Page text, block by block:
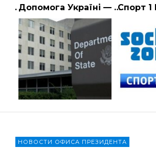
Разнообразие мужского нижнего белья в магазине FIT-TRUS Допомога Україні — реакція МЗС на заяву Держдепу США — Світ
НОВОСТИ ОФИСА ПРЕЗИДЕНТА